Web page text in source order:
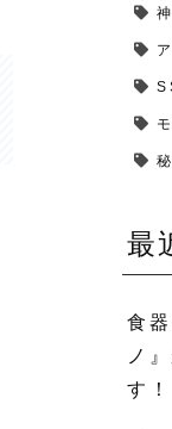
最
食
ノ
す！